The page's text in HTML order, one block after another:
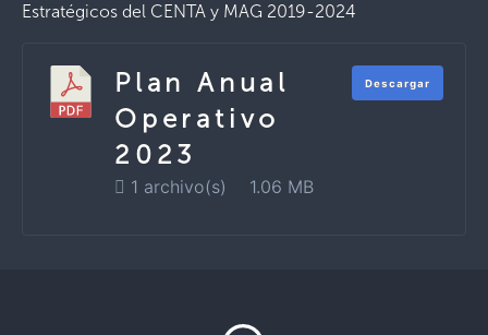
Estratégicos del CENTA y MAG 2019-2024
Plan Anual
Operativo
2023
1 archivo(s) 1.06 MB
Descargar